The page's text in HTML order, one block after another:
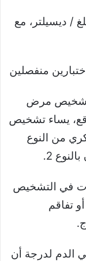
الدم العشوائي> 200 ملغ / ديسيلتر، مع
لتشخيص مرض
2. في الواقع، يساء تشخيص
من النوع
2.
في التشخيص
تفاقم
الدم لدرجة أن